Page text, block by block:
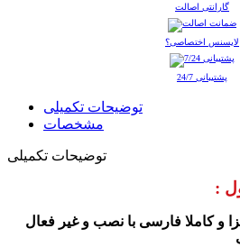
گارانتی اصالت
لایسنس اختصاصی؟
پشتیبانی 24/7
توضیحات تکمیلی
مشخصات
توضیحات تکمیلی
:
و کاملا فارسی با نصب و غیر فعال